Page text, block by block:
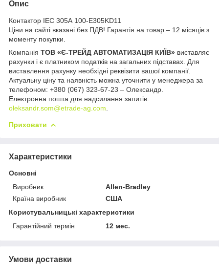
Опис
Контактор IEC 305А 100-E305KD11
Ціни на сайті вказані без ПДВ! Гарантія на товар – 12 місяців з
моменту покупки.
Компанія ТОВ «Є-ТРЕЙД АВТОМАТИЗАЦІЯ КИЇВ» виставляє
рахунки і є платником податків на загальних підставах. Для
виставлення рахунку необхідні реквізити вашої компанії.
Актуальну ціну та наявність можна уточнити у менеджера за
телефоном: +380 (067) 323-67-23 – Олександр.
Електронна пошта для надсилання запитів:
oleksandr.som@etrade-ag.com
Приховати
Характеристики
Основні
Виробник
Allen-Bradley
Країна виробник
США
Користувальницькі характеристики
Гарантійний термін
12 мес.
Умови доставки